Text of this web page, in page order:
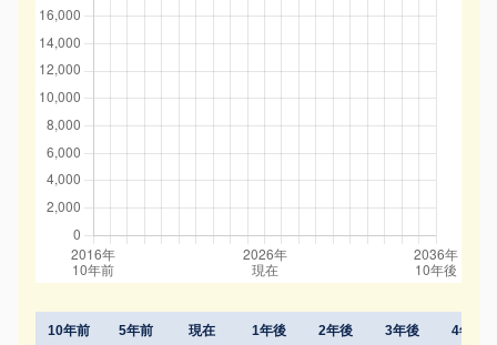
10年前 5年前 現在 1年後 2年後 3年後 4年後